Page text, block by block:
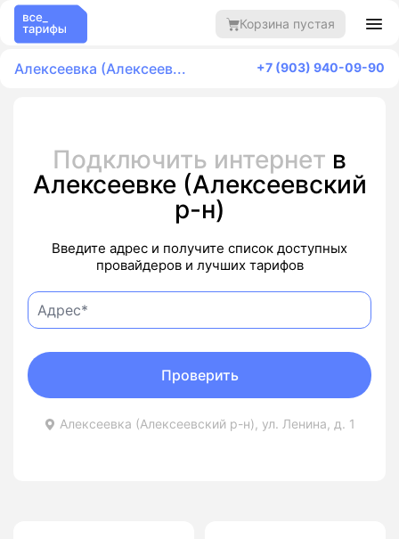
Корзина пустая
Алексеевка (Алексеев... +7 (903) 940-09-90
Подключить интернет в
Алексеевке (Алексеевский
р-н)
Введите адрес и получите список доступных
провайдеров и лучших тарифов
Алексеевка (Алексеевский р-н), ул. Ленина, д. 1
Проверить